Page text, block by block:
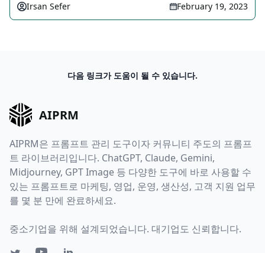
Irsan Sefer February 19, 2023
다음 링크가 도움이 될 수 있습니다.
AIPRM
AIPRM은 프롬프트 관리 도구이자 커뮤니티 주도의 프롬프
트 라이브러리입니다. ChatGPT, Claude, Gemini,
Midjourney, GPT Image 등 다양한 도구에 바로 사용할 수
있는 프롬프트로 마케팅, 영업, 운영, 생산성, 고객 지원 업무
를 몇 분 만에 완료하세요.
중소기업을 위해 설계되었습니다. 대기업도 신뢰합니다.